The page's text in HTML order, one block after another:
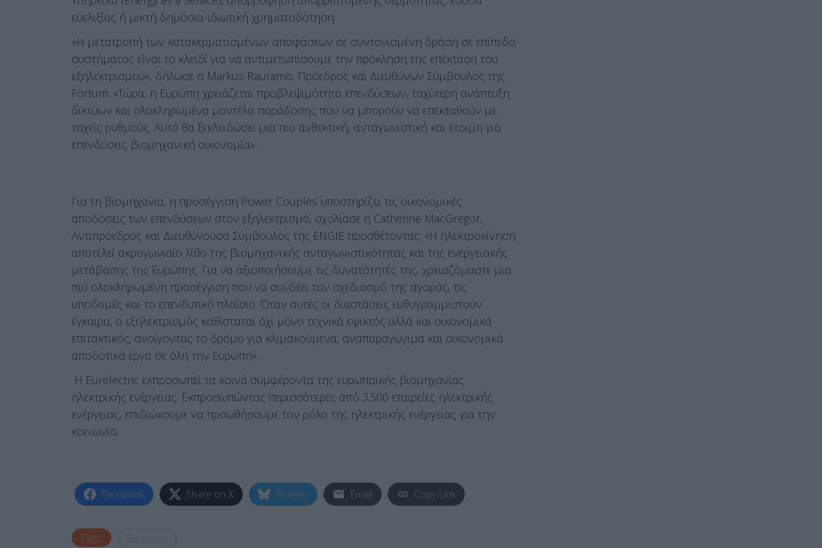
ευελιξίας ή μικτή δημόσια-ιδιωτική χρηματοδότηση.
«Η μετατροπή των κατακερματισμένων αποφάσεων σε συντονισμένη δράση σε επίπεδο
συστήματος είναι το κλειδί για να αντιμετωπίσουμε την πρόκληση της επέκταση του
εξηλεκτρισμού», δήλωσε ο Markus Rauramo, Πρόεδρος και Διευθύνων Σύμβουλος της
Fortum. «Τώρα, η Ευρώπη χρειάζεται προβλεψιμότητα επενδύσεων, ταχύτερη ανάπτυξη
δικτύων και ολοκληρωμένα μοντέλα παράδοσης που να μπορούν να επεκταθούν με
ταχείς ρυθμούς. Αυτό θα ξεκλειδώσει μια πιο ανθεκτική, ανταγωνιστική και έτοιμη για
επενδύσεις βιομηχανική οικονομία».
Για τη βιομηχανία, η προσέγγιση Power Couples υποστηρίζει τις οικονομικές
αποδόσεις των επενδύσεων στον εξηλεκτρισμό, σχολίασε η Catherine MacGregor,
Αντιπρόεδρος και Διευθύνουσα Σύμβουλος της ENGIE προσθέτοντας: «Η ηλεκτροκίνηση
αποτελεί ακρογωνιαίο λίθο της βιομηχανικής ανταγωνιστικότητας και της ενεργειακής
μετάβασης της Ευρώπης. Για να αξιοποιήσουμε τις δυνατότητές της, χρειαζόμαστε μια
πιο ολοκληρωμένη προσέγγιση που να συνδέει τον σχεδιασμό της αγοράς, τις
υποδομές και το επενδυτικό πλαίσιο. Όταν αυτές οι διαστάσεις ευθυγραμμιστούν
έγκαιρα, ο εξηλεκτρισμός καθίσταται όχι μόνο τεχνικά εφικτός αλλά και οικονομικά
επιτακτικός, ανοίγοντας το δρόμο για κλιμακούμενα, αναπαραγώγιμα και οικονομικά
αποδοτικά έργα σε όλη την Ευρώπη».
Η Eurelectric εκπροσωπεί τα κοινά συμφέροντα της ευρωπαϊκής βιομηχανίας
ηλεκτρικής ενέργειας. Εκπροσωπώντας περισσότερες από 3.500 εταιρείες ηλεκτρικής
ενέργειας, επιδιώκουμε να προωθήσουμε τον ρόλο της ηλεκτρικής ενέργειας για την
κοινωνία.
Facebook Share on X Bluesky Email Copy Link
Tags: